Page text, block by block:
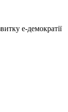
е-демократії